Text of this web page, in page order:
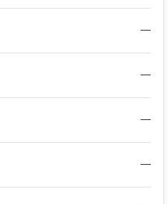
—
—
—
—